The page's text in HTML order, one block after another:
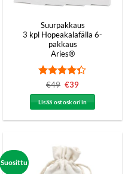
Suurpakkaus
3 kpl Hopeakalafälla 6-
pakkaus
Aries®
Arvostelu
tuotteesta:
4.3/ 5
€49 Alkuperäinen
oli:
€49.
€39Nykyinen
on:
€39.
Lisää ostoskoriin
Suosittu